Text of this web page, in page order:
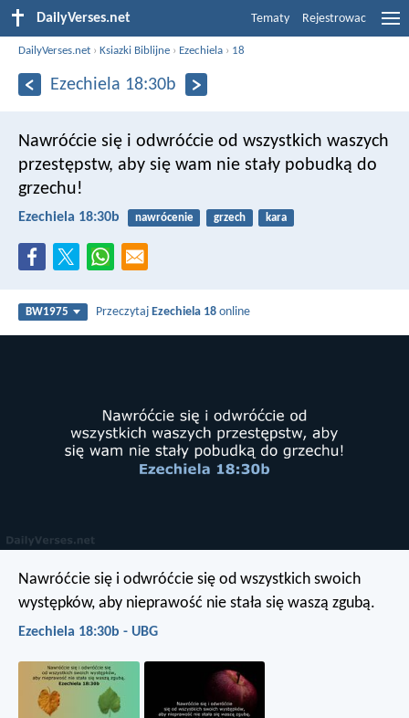
DailyVerses.net Tematy Rejestrowac
DailyVerses.net ›Ksiazki Biblijne › Ezechiela › 18
Ezechiela 18:30b
Nawróćcie się i odwróćcie od wszystkich waszych
przestępstw, aby się wam nie stały pobudką do
grzechu!
Ezechiela 18:30b nawrócenie grzech kara
BW1975 PrzeczytajEzechiela 18 online
Nawróćcie się i odwróćcie się od wszystkich swoich
występków, aby nieprawość nie stała się waszą zgubą.
Ezechiela 18:30b - UBG